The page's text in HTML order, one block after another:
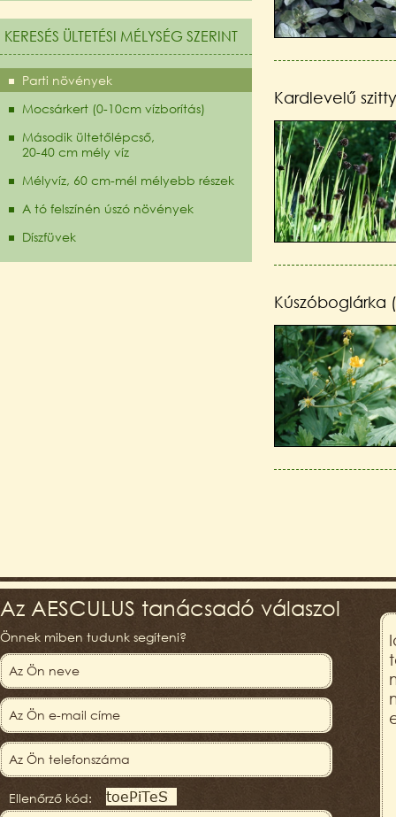
KERESÉS ÜLTETÉSI MÉLYSÉG SZERINT
Parti növények
Mocsárkert (0-10cm vízborítás)
Második ültetőlépcső,
20-40 cm mély víz
Mélyvíz, 60 cm-mél mélyebb részek
A tó felszínén úszó növények
Díszfüvek
Kardlevelű
Kúszóboglárka
Az AESCULUS tanácsadó válaszol
Önnek miben tudunk segíteni?
Ellenőrző kód: